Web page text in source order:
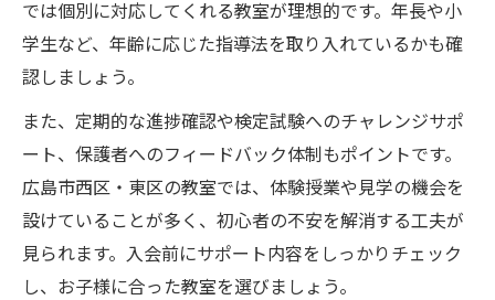
では個別に対応してくれる教室が理想的です。年長や小
学生など、年齢に応じた指導法を取り入れているかも確
認しましょう。
また、定期的な進捗確認や検定試験へのチャレンジサポ
ート、保護者へのフィードバック体制もポイントです。
広島市西区・東区の教室では、体験授業や見学の機会を
設けていることが多く、初心者の不安を解消する工夫が
見られます。入会前にサポート内容をしっかりチェック
し、お子様に合った教室を選びましょう。